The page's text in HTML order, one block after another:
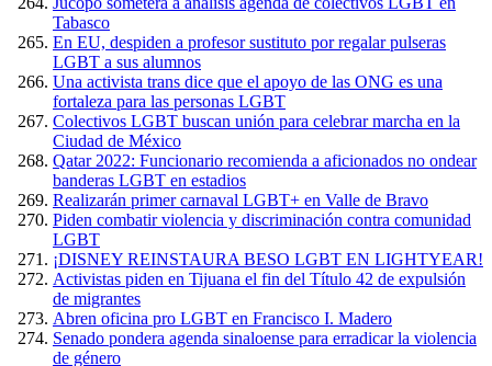
Tabasco
En EU, despiden a profesor sustituto por regalar pulseras
LGBT a sus alumnos
Una activista trans dice que el apoyo de las ONG es una
fortaleza para las personas LGBT
Colectivos LGBT buscan unión para celebrar marcha en la
Ciudad de México
Qatar 2022: Funcionario recomienda a aficionados no ondear
banderas LGBT en estadios
Realizarán primer carnaval LGBT+ en Valle de Bravo
Piden combatir violencia y discriminación contra comunidad
LGBT
¡DISNEY REINSTAURA BESO LGBT EN LIGHTYEAR!
Activistas piden en Tijuana el fin del Título 42 de expulsión
de migrantes
Abren oficina pro LGBT en Francisco I. Madero
Senado pondera agenda sinaloense para erradicar la violencia
de género